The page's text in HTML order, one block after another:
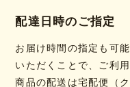
配達日時のご指定
お届け時間の指定も可
いただくことで、ご利用
商品の配送は宅配便（